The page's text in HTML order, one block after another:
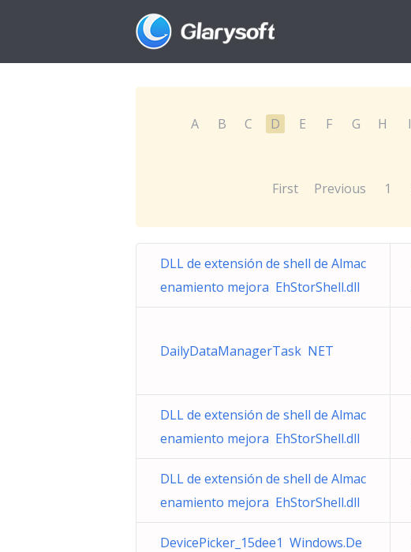
A B C D E F G H I
First Previous 1
DLL de extensión de shell de Almac
enamiento mejora EhStorShell.dll
DailyDataManagerTask NET
DLL de extensión de shell de Almac
enamiento mejora EhStorShell.dll
DLL de extensión de shell de Almac
enamiento mejora EhStorShell.dll
DevicePicker_15dee1 Windows.De